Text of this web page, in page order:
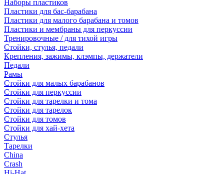
Наборы пластиков
Пластики для бас-барабана
Пластики для малого барабана и томов
Пластики и мембраны для перкуссии
Тренировочные / для тихой игры
Стойки, стулья, педали
Крепления, зажимы, клэмпы, держатели
Педали
Рамы
Стойки для малых барабанов
Стойки для перкуссии
Стойки для тарелки и тома
Стойки для тарелок
Стойки для томов
Стойки для хай-хета
Стулья
Тарелки
China
Crash